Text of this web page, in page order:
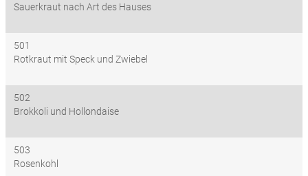
Sauerkraut nach Art des Hauses
501
Rotkraut mit Speck und Zwiebel
502
Brokkoli und Hollondaise
503
Rosenkohl